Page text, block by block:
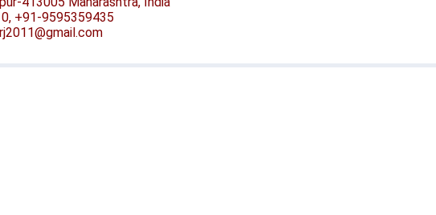
+91-9595359435